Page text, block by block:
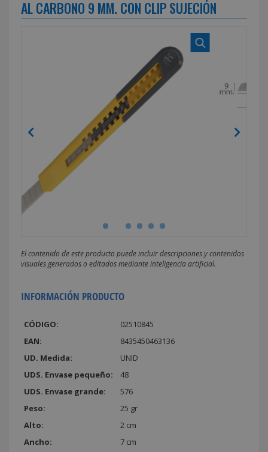
AL CARBONO 9 MM. CON CLIP SUJECIÓN
El contenido de este producto puede incluir descripciones y contenidos
visuales generados o editados mediante inteligencia artificial.
INFORMACIÓN PRODUCTO
CÓDIGO:
02510845
EAN:
8435450463136
UD. Medida:
UNID
UDS. Envase pequeño:
48
UDS. Envase grande:
576
Peso:
25 gr
Alto:
2 cm
Ancho:
7 cm